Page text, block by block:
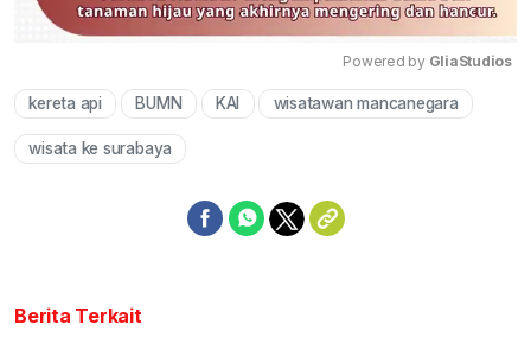
Mute
Powered by GliaStudios
kereta api BUMN KAI wisatawan mancanegara
wisata ke surabaya
Berita Terkait